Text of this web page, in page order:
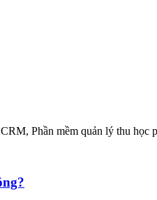
Phần mềm quản lý thu học